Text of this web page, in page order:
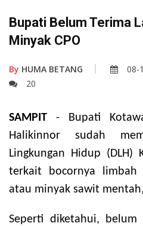
Bupati Belum Terima
Minyak CPO
By HUMA BETANG 08-
20
SAMPIT - Bupati
Halikinnor sudah
Lingkungan Hidup (DLH)
terkait bocornya
atau minyak sawit
Seperti diketahui,